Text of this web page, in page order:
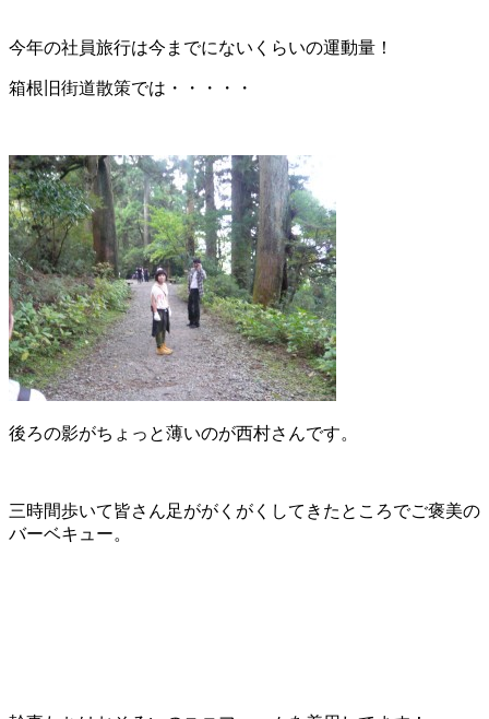
今年の社員旅行は今までにないくらいの運動量！
箱根旧街道散策では・・・・・
後ろの影がちょっと薄いのが西村さんです。
三時間歩いて皆さん足ががくがくしてきたところでご褒美の
バーベキュー。